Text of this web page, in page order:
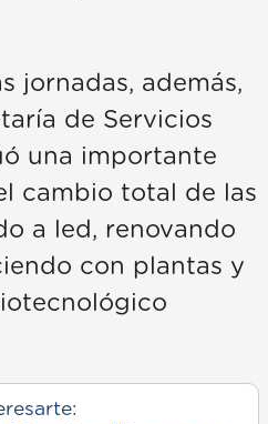
jornadas, además,
de Servicios
una importante
cambio total de las
a led, renovando
con plantas y